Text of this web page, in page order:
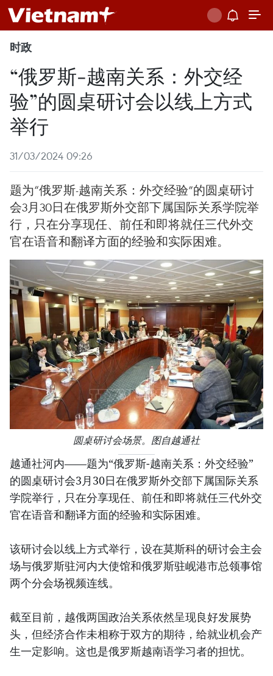
时政
“俄罗斯-越南关系：外交经
验”的圆桌研讨会以线上方式
举行
31/03/2024 09:26
题为“俄罗斯-越南关系：外交经验”的圆桌研讨
会3月30日在俄罗斯外交部下属国际关系学院举
行，只在分享现任、前任和即将就任三代外交
官在语音和翻译方面的经验和实际困难。
圆桌研讨会场景。图自越通社
越通社河内——题为“俄罗斯-越南关系：外交经验”
的圆桌研讨会3月30日在俄罗斯外交部下属国际关系
学院举行，只在分享现任、前任和即将就任三代外交
官在语音和翻译方面的经验和实际困难。
该研讨会以线上方式举行，设在莫斯科的研讨会主会
场与俄罗斯驻河内大使馆和俄罗斯驻岘港市总领事馆
两个分会场视频连线。
截至目前，越俄两国政治关系依然呈现良好发展势
头，但经济合作未相称于双方的期待，给就业机会产
生一定影响。这也是俄罗斯越南语学习者的担忧。